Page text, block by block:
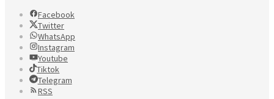
Facebook
Twitter
WhatsApp
Instagram
Youtube
Tiktok
Telegram
RSS